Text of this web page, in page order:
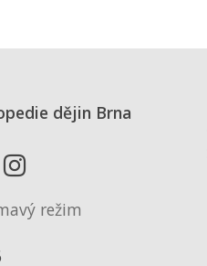
dějin Brna
režim